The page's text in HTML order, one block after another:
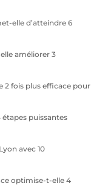
elle d’atteindre 6
améliorer 3
2 fois plus efficace pour
puissantes
avec 10
optimise-t-elle 4